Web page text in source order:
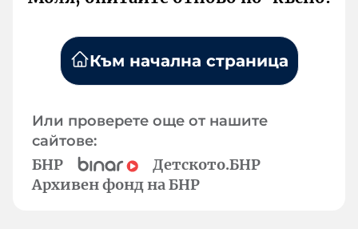
Към начална страница
Или проверете още от нашите
сайтове:
БНР
Детското.БНР
Архивен фонд на БНР